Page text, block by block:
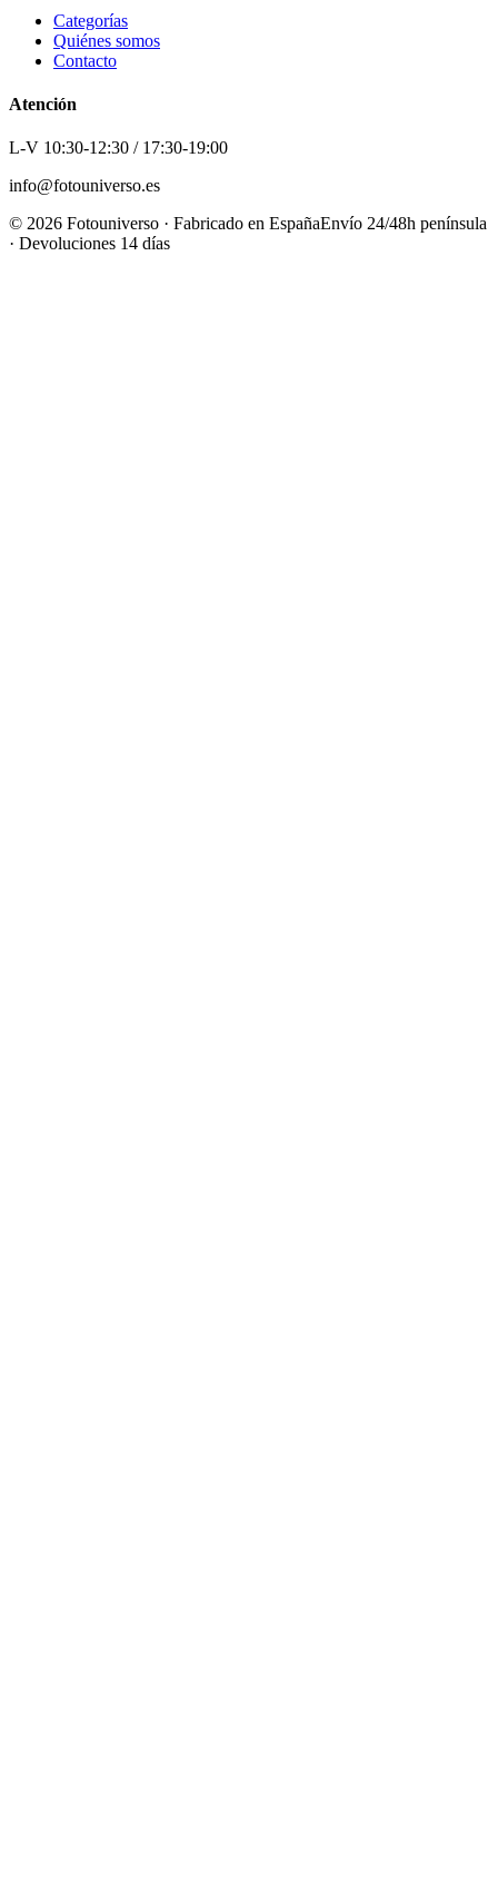
Categorías
Quiénes somos
Contacto
Atención
L-V 10:30-12:30 / 17:30-19:00
info@fotouniverso.es
© 2026 Fotouniverso · Fabricado en EspañaEnvío 24/48h península
· Devoluciones 14 días